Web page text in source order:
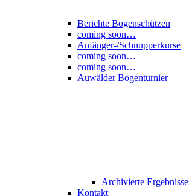
Berichte Bogenschützen
coming soon…
Anfänger-/Schnupperkurse
coming soon…
coming soon…
Auwälder Bogenturnier
Archivierte Ergebnisse
Kontakt